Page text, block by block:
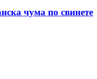
чума по свинете